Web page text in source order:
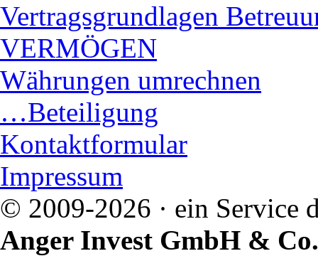
Vertragsgrundlagen
VERMÖGEN
Währungen umrechnen
…Beteiligung
Kontaktformular
Impressum
© 2009-2026 · ein Service
Anger Invest GmbH &